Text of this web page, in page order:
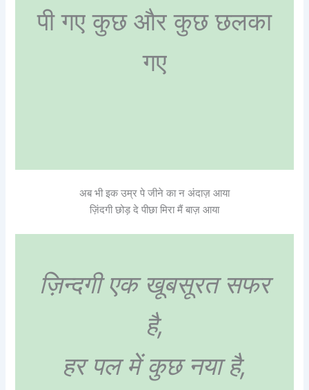
पी गए कुछ और कुछ छलका
गए
अब भी इक उम्र पे जीने का न अंदाज़ आया
ज़िंदगी छोड़ दे पीछा मिरा मैं बाज़ आया
ज़िन्दगी एक खूबसूरत सफर
है,
हर पल में कुछ नया है,